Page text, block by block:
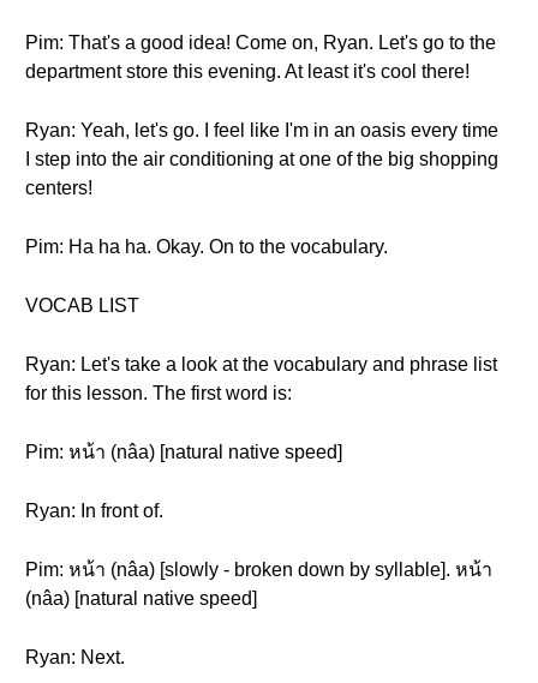
Pim: That's a good idea! Come on, Ryan. Let's go to the
department store this evening. At least it's cool there!
Ryan: Yeah, let's go. I feel like I'm in an oasis every time
I step into the air conditioning at one of the big shopping
centers!
Pim: Ha ha ha. Okay. On to the vocabulary.
VOCAB LIST
Ryan: Let's take a look at the vocabulary and phrase list
for this lesson. The first word is:
Pim: หน้า (nâa) [natural native speed]
Ryan: In front of.
Pim: หน้า (nâa) [slowly - broken down by syllable]. หน้า
(nâa) [natural native speed]
Ryan: Next.